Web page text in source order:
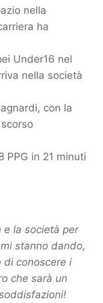
nella
ha
Under16 nel
nella società
con la
PPG in 21 minuti
e la società per
stanno dando,
di conoscere i
che sarà un